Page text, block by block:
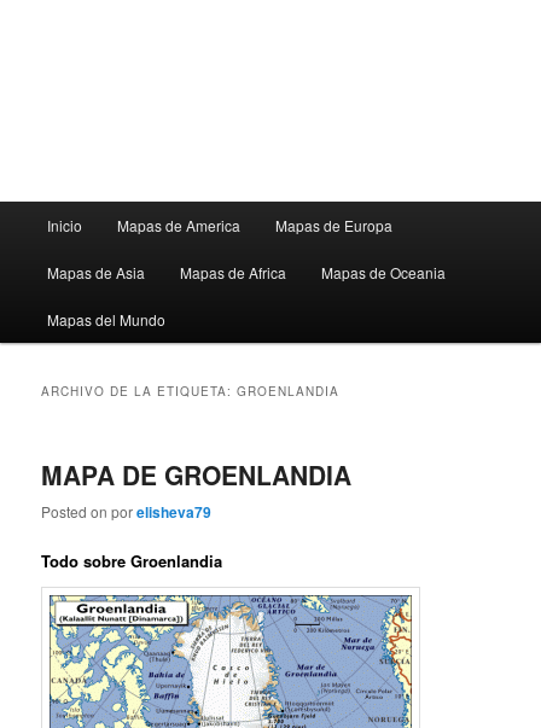
principal
Inicio Mapas de America Mapas de Europa
Mapas de Asia Mapas de Africa Mapas de Oceania
Mapas del Mundo
ARCHIVO DE LA ETIQUETA:GROENLANDIA
MAPA DE GROENLANDIA
Posted onporelisheva79
Todo sobre Groenlandia